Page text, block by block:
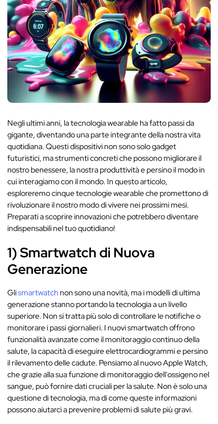
Negli ultimi anni, la tecnologia wearable ha fatto passi da
gigante, diventando una parte integrante della nostra vita
quotidiana. Questi dispositivi non sono solo gadget
futuristici, ma strumenti concreti che possono migliorare il
nostro benessere, la nostra produttività e persino il modo in
cui interagiamo con il mondo. In questo articolo,
esploreremo cinque tecnologie wearable che promettono di
rivoluzionare il nostro modo di vivere nei prossimi mesi.
Preparati a scoprire innovazioni che potrebbero diventare
indispensabili nel tuo quotidiano!
1) Smartwatch di Nuova
Generazione
Glismartwatch non sono una novità, ma i modelli di ultima
generazione stanno portando la tecnologia a un livello
superiore. Non si tratta più solo di controllare le notifiche o
monitorare i passi giornalieri. I nuovi smartwatch offrono
funzionalità avanzate come il monitoraggio continuo della
salute, la capacità di eseguire elettrocardiogrammi e persino
il rilevamento delle cadute. Pensiamo al nuovo Apple Watch,
che grazie alla sua funzione di monitoraggio dell'ossigeno nel
sangue, può fornire dati cruciali per la salute. Non è solo una
questione di tecnologia, ma di come queste informazioni
possono aiutarci a prevenire problemi di salute più gravi.